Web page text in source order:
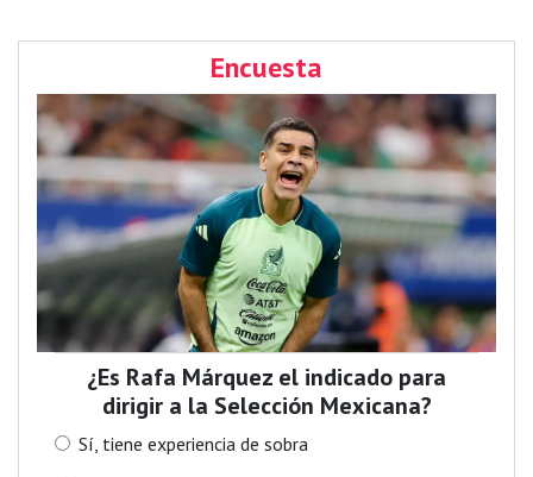
Encuesta
¿Es Rafa Márquez el indicado para
dirigir a la Selección Mexicana?
Sí, tiene experiencia de sobra